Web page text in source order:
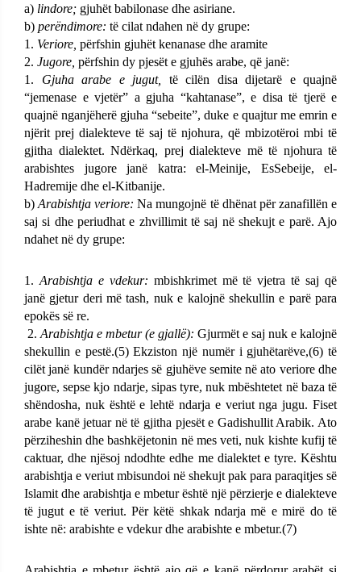
a) lindore; gjuhët babilonase dhe asiriane.
b) perëndimore: të cilat ndahen në dy grupe:
1. Veriore, përfshin gjuhët kenanase dhe aramite
2. Jugore, përfshin dy pjesët e gjuhës arabe, që janë:
1. Gjuha arabe e jugut, të cilën disa dijetarë e quajnë
“jemenase e vjetër” a gjuha “kahtanase”, e disa të tjerë e
quajnë nganjëherë gjuha “sebeite”, duke e quajtur me emrin e
njërit prej dialekteve të saj të njohura, që mbizotëroi mbi të
gjitha dialektet. Ndërkaq, prej dialekteve më të njohura të
arabishtes jugore janë katra: el-Meinije, EsSebeije, el-
Hadremije dhe el-Kitbanije.
b)Arabishtja veriore:Na mungojnë të dhënat për zanafillën e
saj si dhe periudhat e zhvillimit të saj në shekujt e parë. Ajo
ndahet në dy grupe:
1. Arabishtja e vdekur: mbishkrimet më të vjetra të saj që
janë gjetur deri më tash, nuk e kalojnë shekullin e parë para
epokës së re.
2. Arabishtja e mbetur (e gjallë): Gjurmët e saj nuk e kalojnë
shekullin e pestë.(5) Ekziston një numër i gjuhëtarëve,(6) të
cilët janë kundër ndarjes së gjuhëve semite në ato veriore dhe
jugore, sepse kjo ndarje, sipas tyre, nuk mbështetet në baza të
shëndosha, nuk është e lehtë ndarja e veriut nga jugu. Fiset
arabe kanë jetuar në të gjitha pjesët e Gadishullit Arabik. Ato
përziheshin dhe bashkëjetonin në mes veti, nuk kishte kufij të
caktuar, dhe njësoj ndodhte edhe me dialektet e tyre. Kështu
arabishtja e veriut mbisundoi në shekujt pak para paraqitjes së
Islamit dhe arabishtja e mbetur është një përzierje e dialekteve
të jugut e të veriut. Për këtë shkak ndarja më e mirë do të
ishte në: arabishte e vdekur dhe arabishte e mbetur.(7)